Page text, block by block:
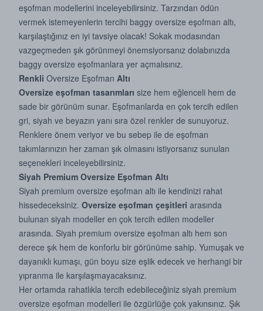
eşofman modellerini inceleyebilirsiniz. Tarzından ödün
vermek istemeyenlerin tercihi baggy oversize eşofman altı,
karşılaştığınız en iyi tavsiye olacak! Sokak modasından
vazgeçmeden şık görünmeyi önemsiyorsanız dolabınızda
baggy oversize eşofmanlara yer açmalısınız.
Renkli Oversize Eşofman Altı
Oversize eşofman tasarımları size hem eğlenceli hem de
sade bir görünüm sunar. Eşofmanlarda en çok tercih edilen
gri, siyah ve beyazın yanı sıra özel renkler de sunuyoruz.
Renklere önem veriyor ve bu sebep ile de eşofman
takımlarınızın her zaman şık olmasını istiyorsanız sunulan
seçenekleri inceleyebilirsiniz.
Siyah Premium Oversize Eşofman Altı
Siyah premium oversize eşofman altı ile kendinizi rahat
hissedeceksiniz. Oversize eşofman çeşitleri arasında
bulunan siyah modeller en çok tercih edilen modeller
arasında. Siyah premium oversize eşofman altı hem son
derece şık hem de konforlu bir görünüme sahip. Yumuşak ve
dayanıklı kumaşı, gün boyu size eşlik edecek ve herhangi bir
yıpranma ile karşılaşmayacaksınız.
Her ortamda rahatlıkla tercih edebileceğiniz siyah premium
oversize eşofman modelleri ile özgürlüğe çok yakınsınız. Şık